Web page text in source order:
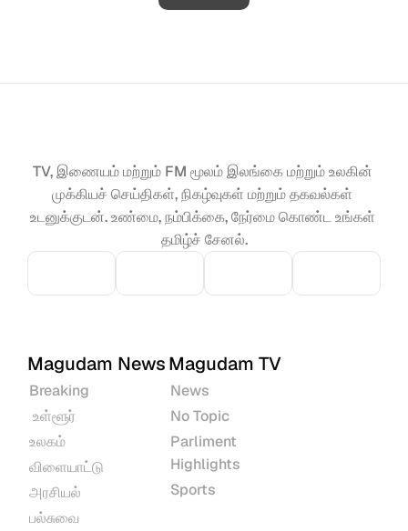
TV, இணையம் மற்றும் FM மூலம் இலங்கை மற்றும் உலகின்
முக்கியச் செய்திகள், நிகழ்வுகள் மற்றும் தகவல்கள்
உடனுக்குடன். உண்மை, நம்பிக்கை, நேர்மை கொண்ட உங்கள்
தமிழ்ச் சேனல்.
Magudam News
Breaking
உள்ளூர்
உலகம்
விளையாட்டு
அரசியல்
பல்சுவை
Magudam TV
News
No Topic
Parliment
Highlights
Sports